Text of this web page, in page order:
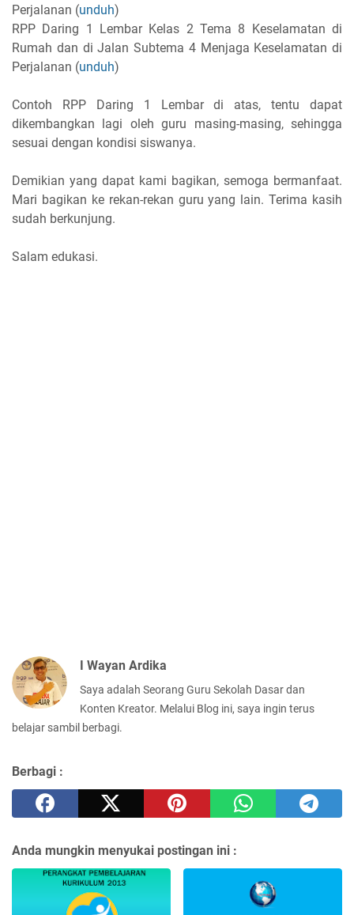
Perjalanan (unduh)
RPP Daring 1 Lembar Kelas 2 Tema 8 Keselamatan di
Rumah dan di Jalan Subtema 4 Menjaga Keselamatan di
Perjalanan (unduh)
Contoh RPP Daring 1 Lembar di atas, tentu dapat
dikembangkan lagi oleh guru masing-masing, sehingga
sesuai dengan kondisi siswanya.
Demikian yang dapat kami bagikan, semoga bermanfaat.
Mari bagikan ke rekan-rekan guru yang lain. Terima kasih
sudah berkunjung.
Salam edukasi.
I Wayan Ardika
Saya adalah Seorang Guru Sekolah Dasar dan
Konten Kreator. Melalui Blog ini, saya ingin terus
belajar sambil berbagi.
Berbagi :
Anda mungkin menyukai postingan ini :